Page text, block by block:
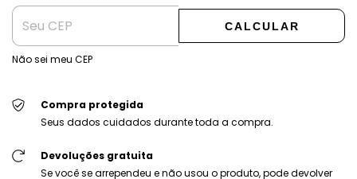
CALCULAR
Não sei meu CEP
Compra protegida
Seus dados cuidados durante toda a compra.
Devoluções gratuita
Se você se arrependeu e não usou o produto, pode devolver